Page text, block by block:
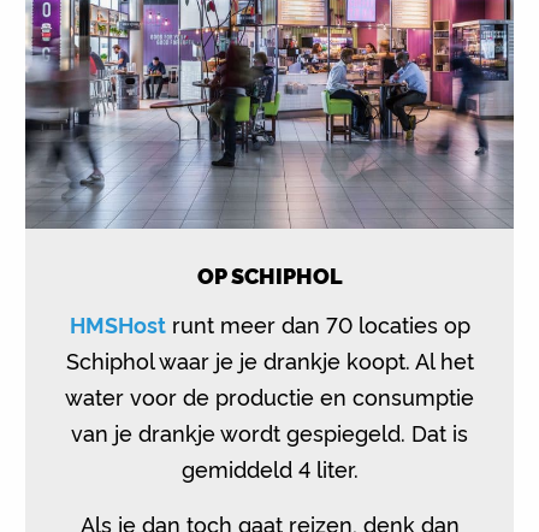
OP SCHIPHOL
HMSHostrunt meer dan 70 locaties op
Schiphol waar je je drankje koopt. Al het
water voor de productie en consumptie
van je drankje wordt gespiegeld. Dat is
gemiddeld 4 liter.
Als je dan toch gaat reizen, denk dan